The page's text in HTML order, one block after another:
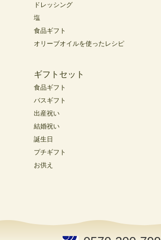
ドレッシング
塩
食品ギフト
オリーブオイルを使ったレシピ
ギフトセット
食品ギフト
バスギフト
出産祝い
結婚祝い
誕生日
プチギフト
お供え